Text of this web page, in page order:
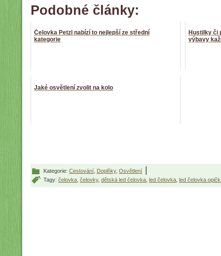
Podobné články:
Čelovka Petzl nabízí to nejlepší ze střední
kategorie
Hustilky či
výbavy
Jaké osvětlení zvolit na kolo
Kategorie: Cestování Doplňky, Osvětlení
Tagy: čelovka čelovky, dětská led čelovka led čelovka led čelovka